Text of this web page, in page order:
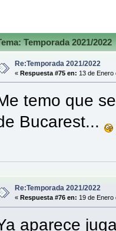
Temporada 2021/
Re:Temporada 2021/2022
«Respuesta #75 en: 13 de Enero
temo que
Bucarest...
Re:Temporada 2021/2022
«Respuesta #76 en: 19 de Enero
aparece